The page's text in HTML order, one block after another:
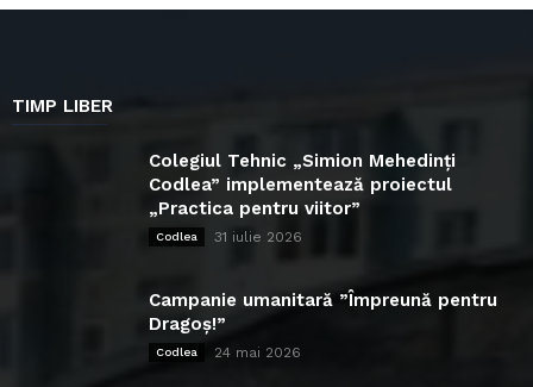
TIMP LIBER
Colegiul Tehnic „Simion Mehedinți
Codlea” implementează proiectul
„Practica pentru viitor”
Codlea 31 iulie 2026
Campanie umanitară ”Împreună pentru
Dragoș!”
Codlea 24 mai 2026